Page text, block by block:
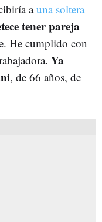
auna soltera
tener pareja
He cumplido con
Ya
, de 66 años, de